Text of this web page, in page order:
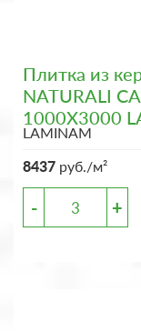
Плитка из
NATURALI
1000X3000
LAMINAM
8437 руб./м²
- +